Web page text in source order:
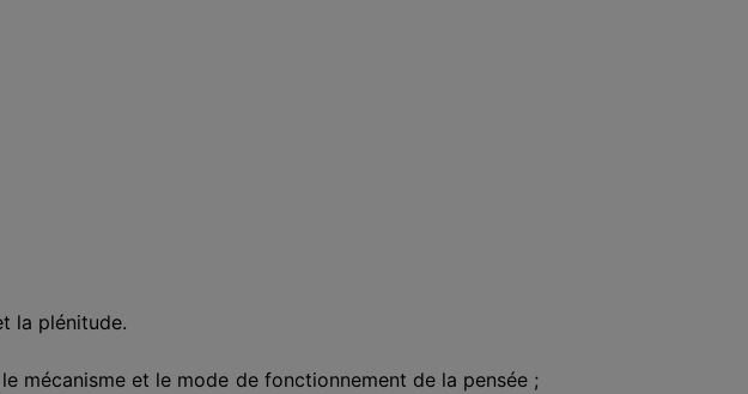
la plénitude.
mécanisme et le mode de fonctionnement de la pensée ;